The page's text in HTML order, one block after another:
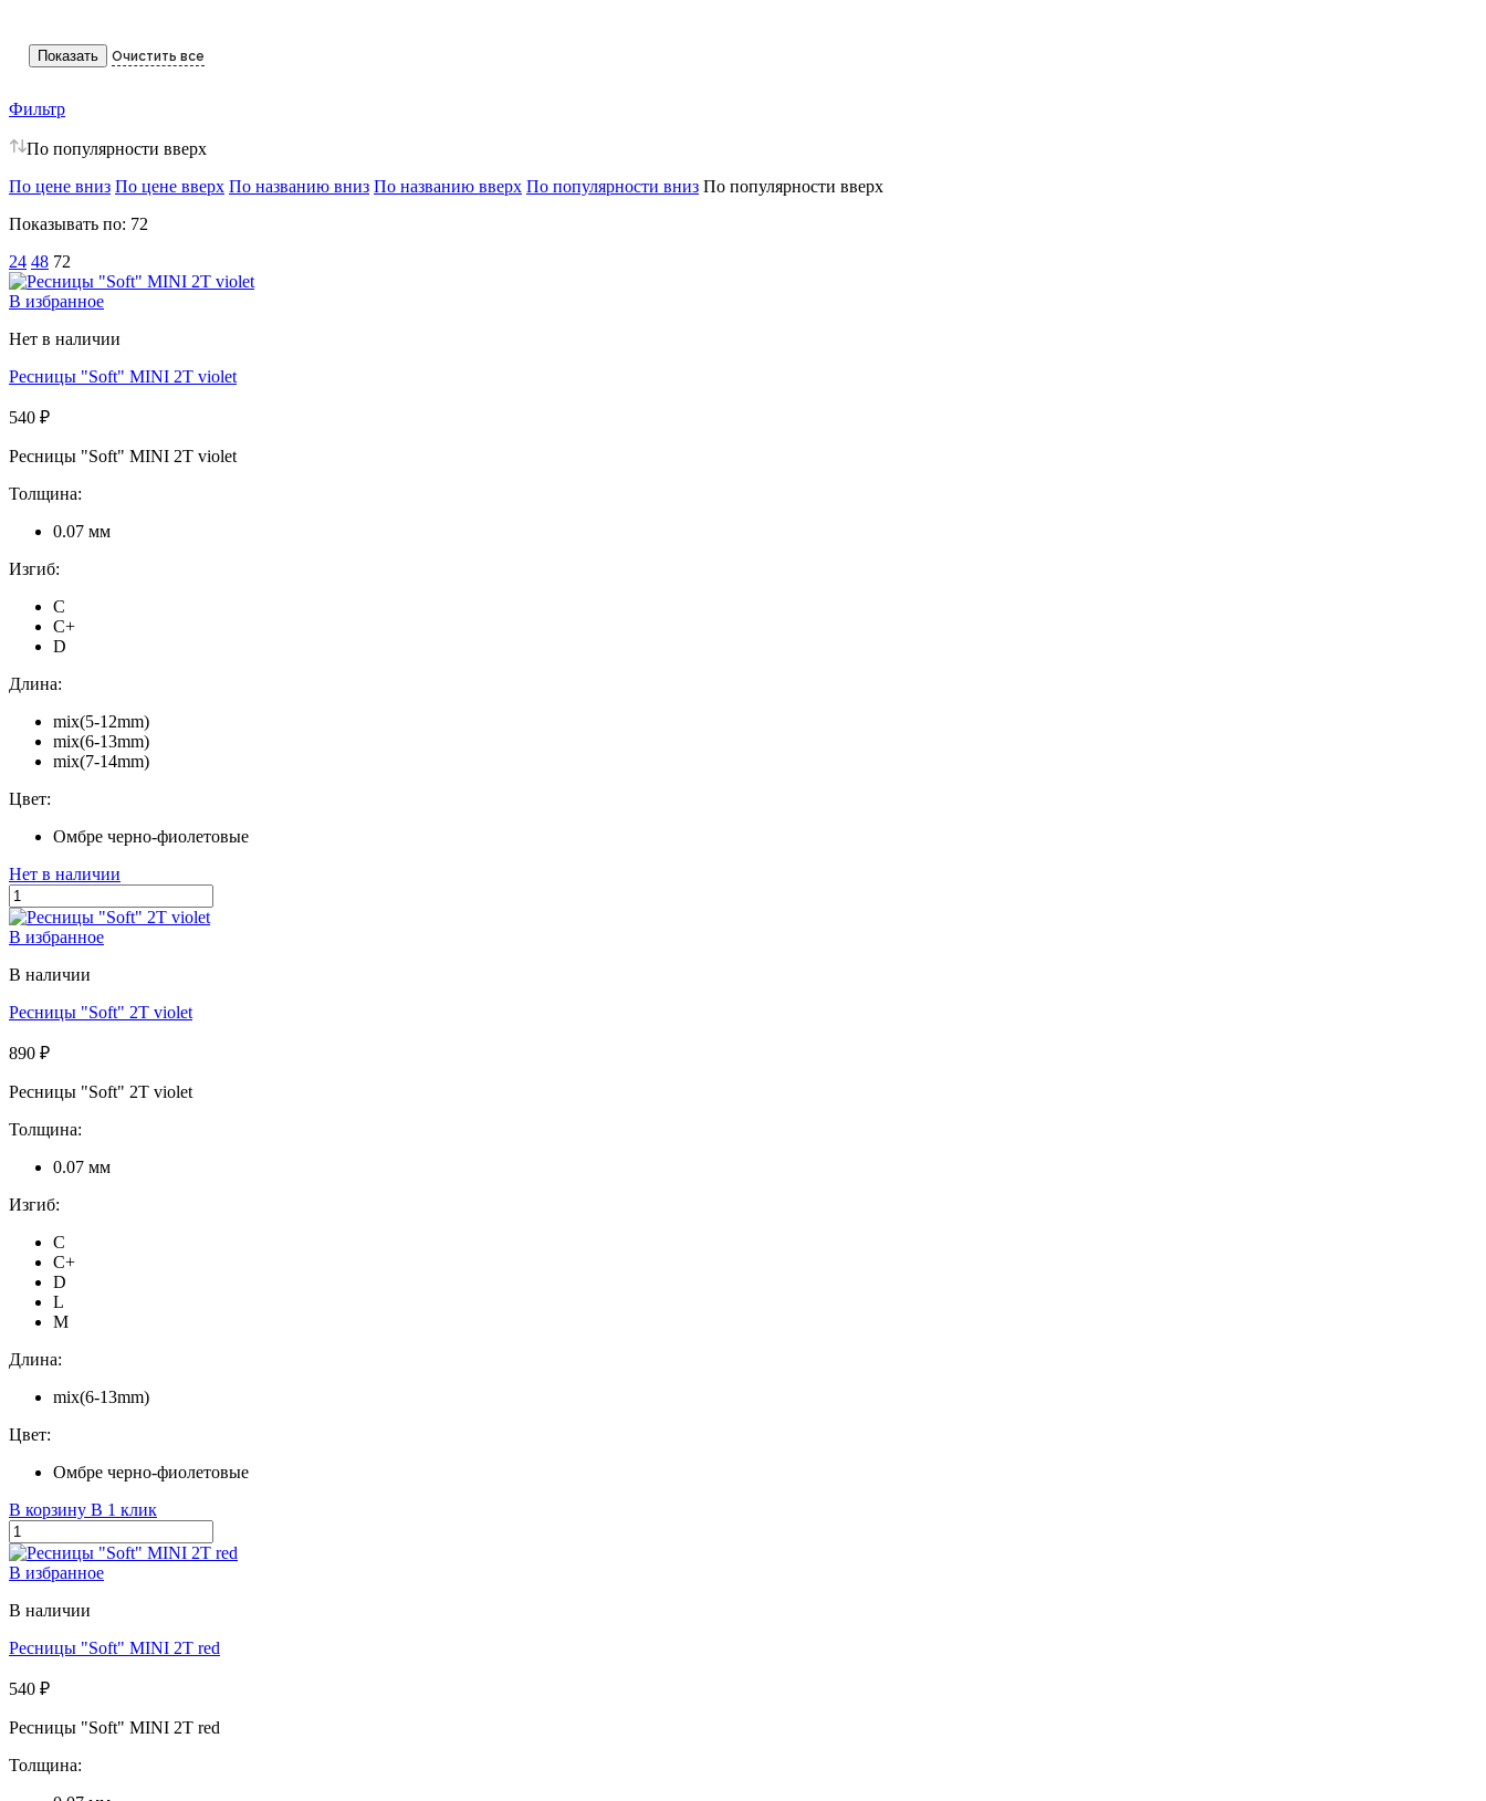
Фильтр
По популярности вверх
По цене вниз По цене вверх По названию вниз По названию вверх По популярности вниз По популярности вверх
Показывать по: 72
24 48 72
В избранное
Нет в наличии
Ресницы "Soft" MINI 2T violet
540 ₽
Ресницы "Soft" MINI 2T violet
Толщина:
0.07 мм
Изгиб:
C
C+
D
Длина:
mix(5-12mm)
mix(6-13mm)
mix(7-14mm)
Цвет:
Омбре черно-фиолетовые
Нет в наличии
В избранное
В наличии
Ресницы "Soft" 2T violet
890 ₽
Ресницы "Soft" 2T violet
Толщина:
0.07 мм
Изгиб:
C
C+
D
L
M
Длина:
mix(6-13mm)
Цвет:
Омбре черно-фиолетовые
В корзину В 1 клик
В избранное
В наличии
Ресницы "Soft" MINI 2T red
540 ₽
Ресницы "Soft" MINI 2T red
Толщина: